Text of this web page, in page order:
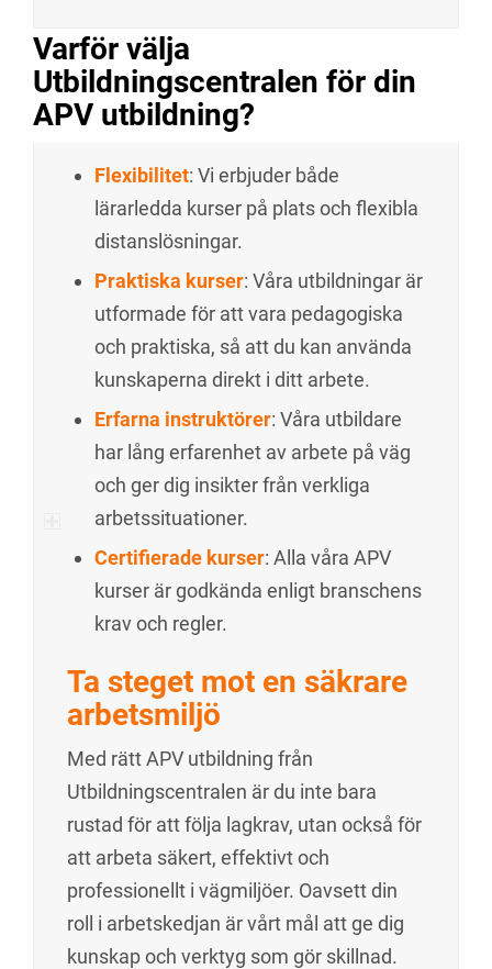
Varför välja
Utbildningscentralen för din
APV utbildning?
Flexibilitet: Vi erbjuder både
lärarledda kurser på plats och flexibla
distanslösningar.
Praktiska kurser: Våra utbildningar är
utformade för att vara pedagogiska
och praktiska, så att du kan använda
kunskaperna direkt i ditt arbete.
Erfarna instruktörer: Våra utbildare
har lång erfarenhet av arbete på väg
och ger dig insikter från verkliga
arbetssituationer.
Certifierade kurser: Alla våra APV
kurser är godkända enligt branschens
krav och regler.
Ta steget mot en säkrare
arbetsmiljö
Med rätt APV utbildning från
Utbildningscentralen är du inte bara
rustad för att följa lagkrav, utan också för
att arbeta säkert, effektivt och
professionellt i vägmiljöer. Oavsett din
roll i arbetskedjan är vårt mål att ge dig
kunskap och verktyg som gör skillnad.